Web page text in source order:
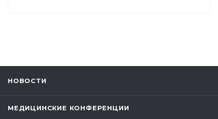
НОВОСТИ
МЕДИЦИНСКИЕ КОНФЕРЕНЦИИ